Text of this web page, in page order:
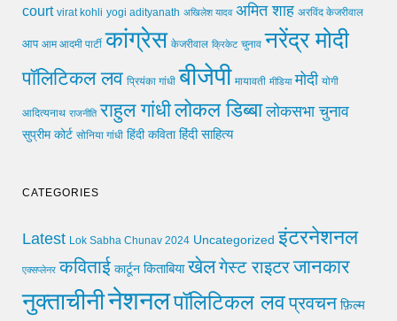
court virat kohli yogi adityanath अखिलेश यादव अमित शाह अरविंद केजरीवाल
आप आम आदमी पार्टी कांग्रेस केजरीवाल क्रिकेट चुनाव नरेंद्र मोदी
पॉलिटिकल लव प्रियंका गांधी बीजेपी मायावती मीडिया मोदी योगी
आदित्यनाथ राजनीति राहुल गांधीलोकल डिब्बा लोकसभा चुनाव
सुप्रीम कोर्ट सोनिया गांधी हिंदी कविता हिंदी साहित्य
CATEGORIES
Latest Lok Sabha Chunav 2024 Uncategorized इंटरनेशनल
एक्सप्लेनर कविताई कार्टून किताबिया खेलगेस्ट राइटरजानकार
नुक्ताचीनीनेशनलपॉलिटिकल लवप्रवचन फ़िल्म